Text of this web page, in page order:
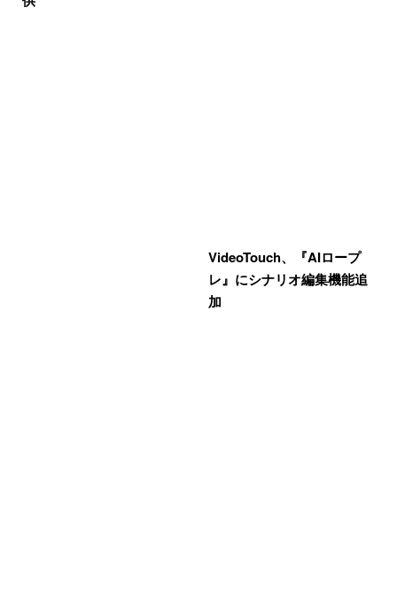
VideoTouch、『AIロープ
レ』にシナリオ編集機能追
加